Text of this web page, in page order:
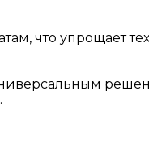
что упрощает